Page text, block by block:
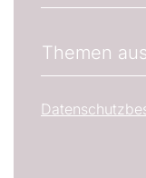
Newsletter-
Themen